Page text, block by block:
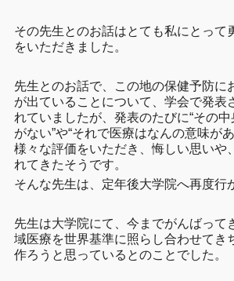
その先生とのお話はとても私にとって
をいただきました。
先生とのお話で、この地の保健予防に
が出ていることについて、学会で発表
れていましたが、発表のたびに“その
がない”や“それで医療はなんの意味があ
様々な評価をいただき、悔しい思いや
れてきたそうです。
そんな先生は、定年後大学院へ再度行
先生は大学院にて、今までがんばって
域医療を世界基準に照らし合わせてき
作ろうと思っているとのことでした。